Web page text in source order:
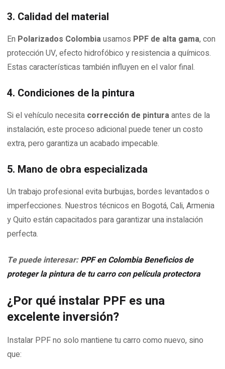
3. Calidad del material
En Polarizados Colombiausamos PPF de alta gama, con
protección UV, efecto hidrofóbico y resistencia a químicos.
Estas características también influyen en el valor final.
4. Condiciones de la pintura
Si el vehículo necesita corrección de pinturaantes de la
instalación, este proceso adicional puede tener un costo
extra, pero garantiza un acabado impecable.
5. Mano de obra especializada
Un trabajo profesional evita burbujas, bordes levantados o
imperfecciones. Nuestros técnicos en Bogotá, Cali, Armenia
y Quito están capacitados para garantizar una instalación
perfecta.
Te puede interesar:PPF en Colombia Beneficios de
proteger la pintura de tu carro con película protectora
¿Por qué instalar PPF es una
excelente inversión?
Instalar PPF no solo mantiene tu carro como nuevo, sino
que: